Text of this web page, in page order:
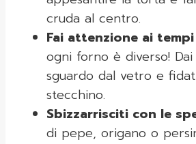
cruda al centro.
Fai attenzione ai
ogni forno è diverso!
sguardo dal vetro e
stecchino.
Sbizzarrisciti con le
di pepe, origano o